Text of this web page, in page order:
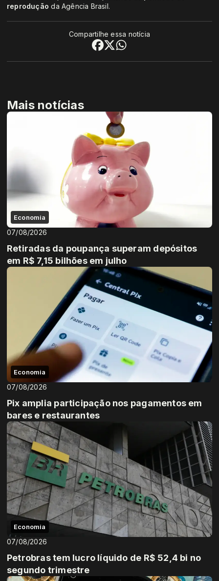
reprodução da Agência Brasil.
Compartilhe essa notícia
Mais notícias
Economia
07/08/2026
Retiradas da poupança superam depósitos
em R$ 7,15 bilhões em julho
Economia
07/08/2026
Pix amplia participação nos pagamentos em
bares e restaurantes
Economia
07/08/2026
Petrobras tem lucro líquido de R$ 52,4 bi no
segundo trimestre